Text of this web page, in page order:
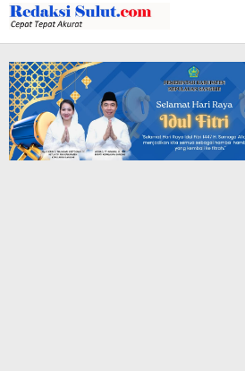
Lewati
ke
konten